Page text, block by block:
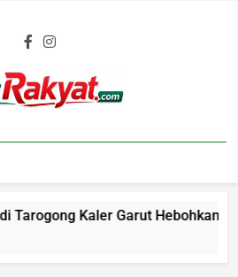
Kaler Garut Hebohkan